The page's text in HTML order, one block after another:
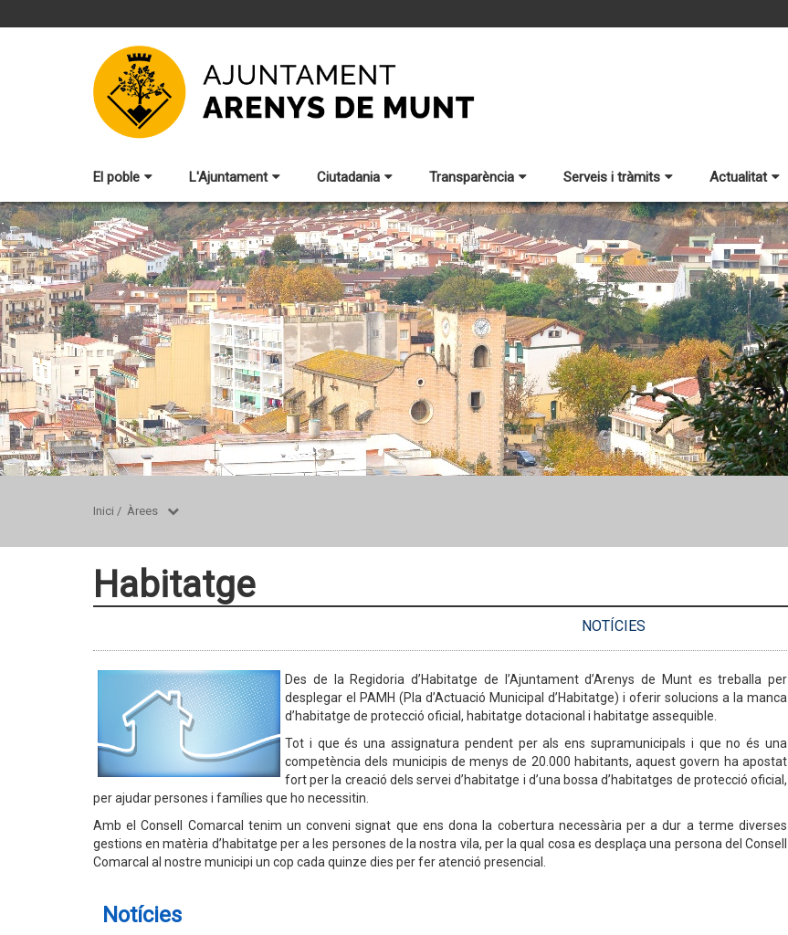
El poble L'Ajuntament Ciutadania Transparència Serveis i tràmits Actualitat
Inici / Àrees
Habitatge
NOTÍCIES
Des de la Regidoria d’Habitatge de l’Ajuntament d’Arenys de Munt es treballa per
desplegar el PAMH (Pla d’Actuació Municipal d’Habitatge) i oferir solucions a la manca
d’habitatge de protecció oficial, habitatge dotacional i habitatge assequible.
Tot i que és una assignatura pendent per als ens supramunicipals i que no és una
competència dels municipis de menys de 20.000 habitants, aquest govern ha apostat
fort per la creació dels servei d’habitatge i d’una bossa d’habitatges de protecció oficial,
per ajudar persones i famílies que ho necessitin.
Amb el Consell Comarcal tenim un conveni signat que ens dona la cobertura necessària per a dur a terme diverses
gestions en matèria d’habitatge per a les persones de la nostra vila, per la qual cosa es desplaça una persona del Consell
Comarcal al nostre municipi un cop cada quinze dies per fer atenció presencial.
Notícies